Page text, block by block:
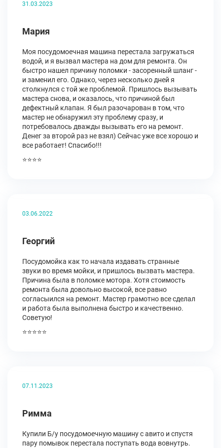
31.03.2023
Мария
Моя посудомоечная машина перестала загружаться
водой, и я вызвал мастера на дом для ремонта. Он
быстро нашел причину поломки - засоренный шланг -
и заменил его. Однако, через несколько дней я
столкнулся с той же проблемой. Пришлось вызывать
мастера снова, и оказалось, что причиной был
дефектный клапан. Я был разочарован в том, что
мастер не обнаружил эту проблему сразу, и
потребовалось дважды вызывать его на ремонт.
Денег за второй раз не взял) Сейчас уже все хорошо и
все работает! Спасибо!!!
⭐⭐⭐⭐
03.06.2022
Георгий
Посудомойка как то начала издавать странные
звуки во время мойки, и пришлось вызвать мастера.
Причина была в поломке мотора. Хотя стоимость
ремонта была довольно высокой, все равно
согласыился на ремонт. Мастер грамотно все сделал
и работа была выполнена быстро и качественно.
Советую!
⭐⭐⭐⭐⭐
07.11.2023
Римма
Купили Б/у посудомоечную машину с авито и спустя
пару помывок перестала поступать вода вовнутрь.